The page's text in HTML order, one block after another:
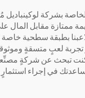
بشركة لوكينباديل
ممتازة مقابل المال
بطبقة سطحية
لعبٍ متسقةٍ
تبحث عن شركةٍ مصنِّعةٍ
في إجراء